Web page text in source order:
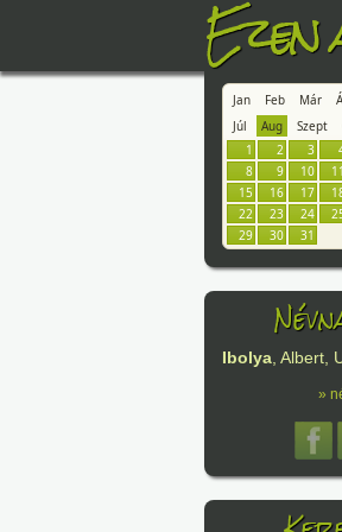
Ezen
Jan Feb Már
Júl
Aug Szept
1
2 3
8
9 10 11
15
16 17
22
23 24
29
30 31
Ibolya, Albert,
»